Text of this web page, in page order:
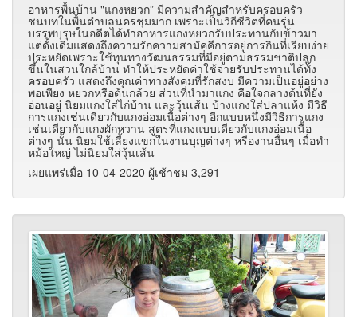
อาหารพื้นบ้าน "แกงหยวก” มีความสำคัญสำหรับครอบครัว
ชนบทในพื้นตำบลนครชุมมาก เพราะเป็นวิถีชีวิตที่คนรุ่น
บรรพบุรุษในอดีตได้ทำอาหารแกงหยวกรับประทานกับข้าวมา
แต่ดั้งเดิมแสดงถึงความรักความสามัคคีการอยู่การกินที่เรียบง่าย
ประหยัดเพราะใช้ทุนทางวัฒนธรรมที่มีอยู่ตามธรรมชาติปลูก
ขึ้นในสวนใกล้บ้าน ทำให้ประหยัดค่าใช้จ่ายรับประทานได้ทั้ง
ครอบครัว แสดงถึงคุณค่าทางสังคมที่รักสงบ มีความเป็นอยู่อย่าง
พอเพียง หยวกหรือต้นกล้วย ส่วนที่นำมาแกง คือใจกลางต้นที่ยัง
อ่อนอยู่ นิยมแกงใส่ไก่บ้าน และวุ้นเส้น บ้างแกงใส่ปลาแห้ง มีวิธี
การแกงเช่นเดียวกับแกงอ่อมเนื้อต่างๆ อีกแบบหนึ่งมีวิธีการแกง
เช่นเดียวกับแกงผักหวาน สูตรที่แกงแบบเดียวกับแกงอ่อมเนื้อ
ต่างๆ นั้น นิยมใช้เลี้ยงแขกในงานบุญต่างๆ หรืองานอื่นๆ เมื่อทำ
หม้อใหญ่ ไม่นิยมใส่วุ้นเส้น
เผยแพร่เมื่อ 10-04-2020 ผู้เช้าชม 3,291